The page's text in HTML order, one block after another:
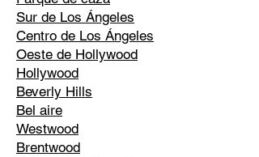
Sur de Los Ángeles
Centro de Los Ángeles
Oeste de Hollywood
Hollywood
Beverly Hills
Bel aire
Westwood
Brentwood